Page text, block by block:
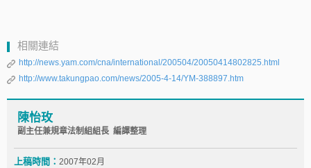
相關連結
http://news.yam.com/cna/international/200504/20050414802825.html
http://www.takungpao.com/news/2005-4-14/YM-388897.htm
陳怡玫
副主任兼規章法制組組長 編譯整理
上稿時間： 2007年02月